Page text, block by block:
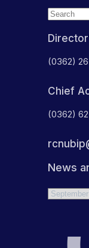
(0362)
Chief
(0362)
News
Archives